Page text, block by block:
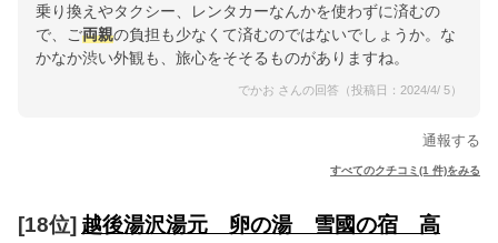
乗り換えやタクシー、レンタカーなんかを使わずに済むの
で、ご両親の負担も少なくて済むのではないでしょうか。な
かなか渋い外観も、旅心をそそるものがありますね。
でかお さんの回答（投稿日：2024/4/ 5）
通報する
すべてのクチコミ(1 件)をみる
[18位] 越後湯沢湯元 卵の湯 雪國の宿 高